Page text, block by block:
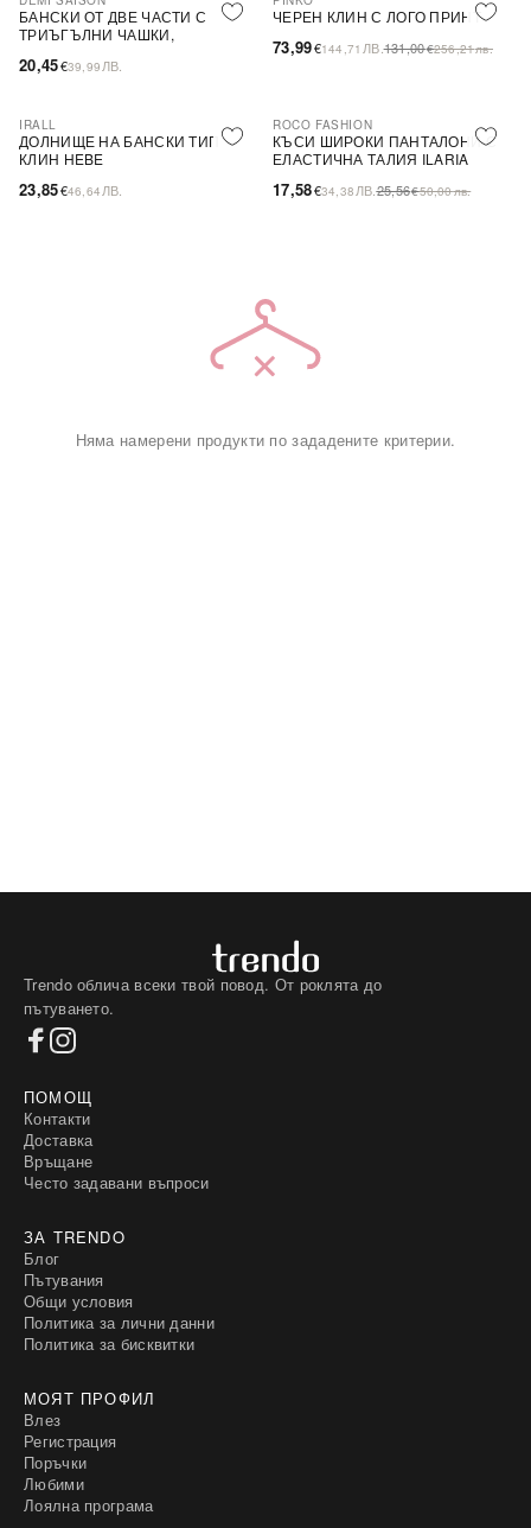
БАНСКИ ОТ ДВЕ ЧАСТИ С
ТРИЪГЪЛНИ ЧАШКИ,
20,45€39,99 ЛВ.
-44%
ЧЕРЕН КЛИН С ЛОГО ПРИНТ
73,99€144,71 ЛВ.131,00€256,21лв.
IRALL
ДОЛНИЩЕ НА БАНСКИ ТИП
КЛИН HEBE
23,85€46,64 ЛВ.
-31%
ROCO FASHION
КЪСИ ШИРОКИ ПАНТАЛОНИ С
ЕЛАСТИЧНА ТАЛИЯ ILARIA
17,58€34,38 ЛВ.25,56€50,00лв.
Няма намерени продукти по зададените критерии.
Trendo облича всеки твой повод. От роклята до
пътуването.
ПОМОЩ
Контакти
Доставка
Връщане
Често задавани въпроси
ЗА TRENDO
Блог
Пътувания
Общи условия
Политика за лични данни
Политика за бисквитки
МОЯТ ПРОФИЛ
Влез
Регистрация
Поръчки
Любими
Лоялна програма